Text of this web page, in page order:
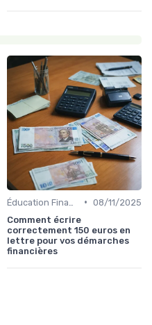
• 08/11/2025
Comment écrire
correctement 150 euros en
lettre pour vos démarches
financières